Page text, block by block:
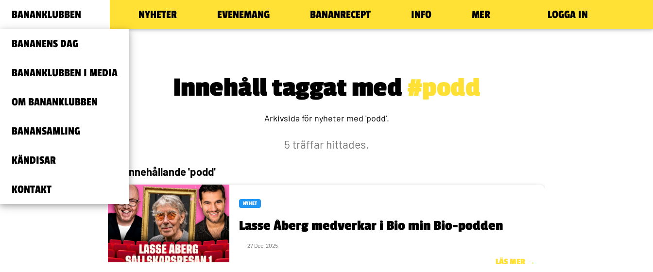
BANANKLUBBEN
BANANENS DAG
BANANKLUBBEN I MEDIA
OM BANANKLUBBEN
BANANSAMLING
KÄNDISAR
KONTAKT
NYHETER EVENEMANG BANANRECEPT INFO MER LOGGA IN
Innehåll taggat med#podd
Arkivsida för nyheter med 'podd'.
5 träffar hittades.
Allt innehållande 'podd'
NYHET
Lasse Åberg medverkar i Bio min Bio-podden
27 Dec, 2025
LÄS MER →